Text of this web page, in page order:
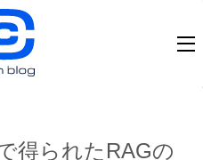
得られたRAGの